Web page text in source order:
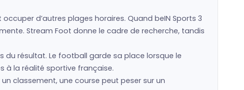
d’autres plages horaires. Quand beIN Sports 3
Stream Foot donne le cadre de recherche, tandis
du résultat. Le football garde sa place lorsque le
à la réalité sportive française.
classement, une course peut peser sur un